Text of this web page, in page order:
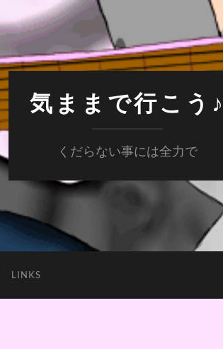
気ままで行こう♪
くだらない事には全力で
LINKS